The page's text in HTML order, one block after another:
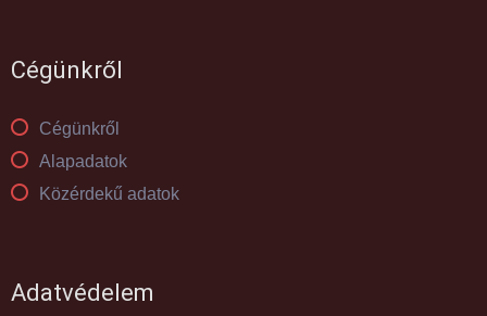
Cégünkről
Cégünkről
Alapadatok
Közérdekű adatok
Adatvédelem